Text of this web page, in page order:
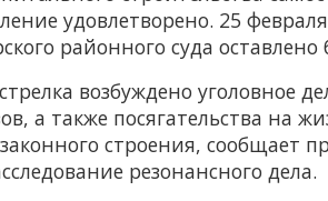
удовлетворено. 25
районного суда
возбуждено уголовное
а также посягательства на
строения, сообщает
резонансного дела.